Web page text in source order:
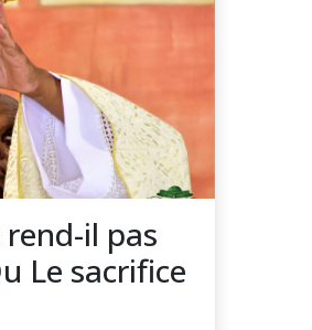
rend-il pas
Le sacrifice